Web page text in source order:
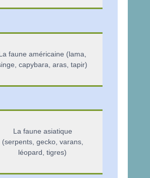
faune américaine (lama,
capybara, aras, tapir)
La faune asiatique
(serpents, gecko, varans,
léopard, tigres)